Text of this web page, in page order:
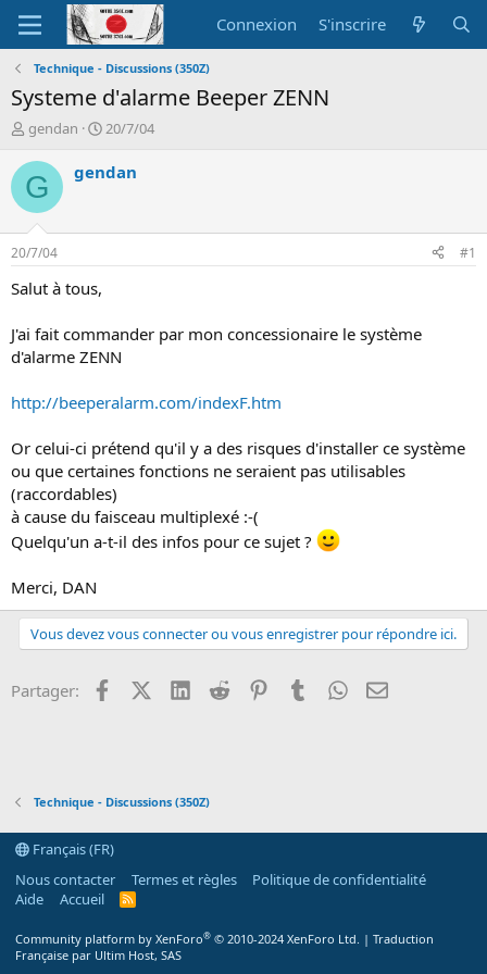
Connexion S'inscrire
Technique - Discussions (350Z)
Systeme d'alarme Beeper ZENN
A
t
e
r
d
e
l
i
s
u
o
n
gendan
D
t
é
20/7/04
G gendan
20/7/04 #1
Salut à tous,
J'ai fait commander par mon concessionaire le système
d'alarme ZENN
http://beeperalarm.com/indexF.htm
Or celui-ci prétend qu'il y a des risques d'installer ce système
ou que certaines fonctions ne seraient pas utilisables
(raccordables)
à cause du faisceau multiplexé :-(
Quelqu'un a-t-il des infos pour ce sujet ?
Merci, DAN
Vous devez vous connecter ou vous enregistrer pour répondre ici.
Partager: FacebookX (Twitter)
LinkedInReddit PinterestTumblrWhatsApp
Email
Technique - Discussions (350Z)
Français (FR)
Nous contacter
Termes et règles
Politique de confidentialité
Aide
Accueil
R
Community platform by XenForo® © 2010-2024 XenForo Ltd. | Traduction
Française par Ultim Host, SAS